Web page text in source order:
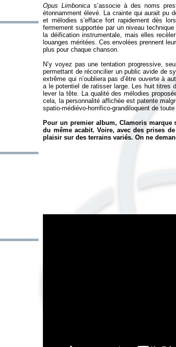
Opus Limbonica s’associe à des noms
étonnamment élevé. La crainte qui aurait pu
et mélodies s’efface fort rapidement dès
fermement supportée par un niveau
la déification instrumentale, mais elles
louanges méritées. Ces envolées prennent
plus pour chaque chanson.
N’y voyez pas une tentation progressive,
permettant de réconcilier un public avide de
extrême qui n’oubliera pas d’être ouverte à
a le potentiel de ratisser large. Les huit titres
lever la tête. La qualité des mélodies
cela, la personnalité affichée est patente
spatio-médiévo-horrifico-grandiloquent de
Pour un premier album, Clamoris marque
du même acabit. Voire, avec des prises
plaisir sur des terrains variés. On ne